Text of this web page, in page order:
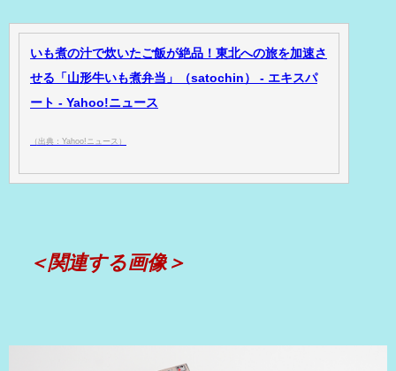
いも煮の汁で炊いたご飯が絶品！東北への旅を加速さ
せる「山形牛いも煮弁当」（satochin） - エキスパ
ート - Yahoo!ニュース
（出典：Yahoo!ニュース）
＜関連する画像＞